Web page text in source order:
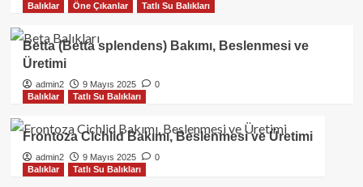
Balıklar
Öne Çıkanlar Tatlı Su Balıkları
Betta (Betta splendens) Bakımı, Beslenmesi ve
Üretimi
admin2 9 Mayıs 2025
0
Balıklar
Tatlı Su Balıkları
Frontoza Cichlid Bakımı, Beslenmesi ve Üretimi
admin2 9 Mayıs 2025
0
Balıklar
Tatlı Su Balıkları